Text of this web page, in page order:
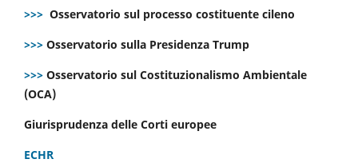
>>> Osservatorio sul processo costituente cileno
>>> Osservatorio sulla Presidenza Trump
>>> Osservatorio sul Costituzionalismo Ambientale
(OCA)
Giurisprudenza delle Corti europee
ECHR